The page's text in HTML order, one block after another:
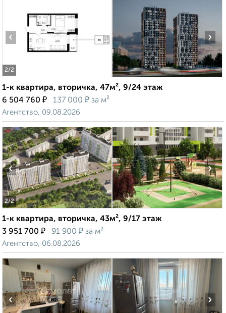
2/2
‹ ›
1-к квартира, вторичка, 47м², 9/24 этаж
6 504 760 ₽ 137 000 ₽ за м²
Агентство, 09.08.2026
2/2
‹ ›
1-к квартира, вторичка, 43м², 9/17 этаж
3 951 700 ₽ 91 900 ₽ за м²
Агентство, 06.08.2026
‹ ›